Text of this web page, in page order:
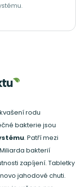
rodu
bakterie jsou
. Patří mezi
bakterií
zapíjení. Tabletky
jahodové chuti.